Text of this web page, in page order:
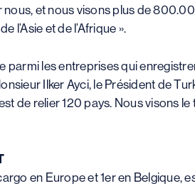
et nous visons plus de
l’Asie et de l’Afrique ».
parmi les entreprises qui
Ilker Ayci, le Président de
de relier 120 pays. Nous visons
en Europe et 1er en Belgique,